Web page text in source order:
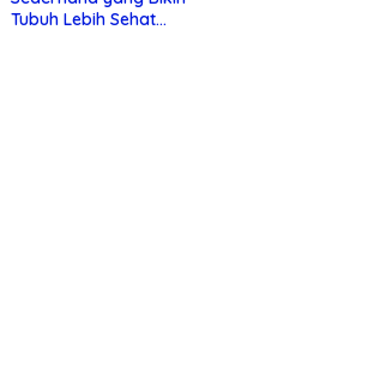
Tubuh Lebih Sehat